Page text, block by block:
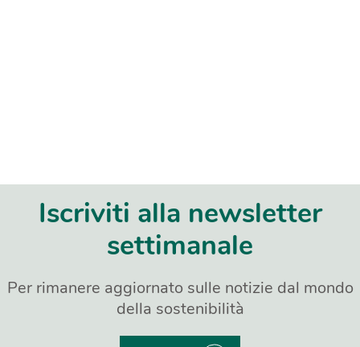
Iscriviti alla newsletter
settimanale
Per rimanere aggiornato sulle notizie dal mondo
della sostenibilità